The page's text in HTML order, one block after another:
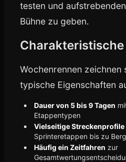
testen und
Bühne zu geben.
Wochenrennen zeichnen
typische Eigenschaften
Dauer von 5 bis 9 Tagen
Etappentypen
Vielseitige Streckenprofile
Sprinteretappen bis zu
Häufig ein Zeitfahren zur